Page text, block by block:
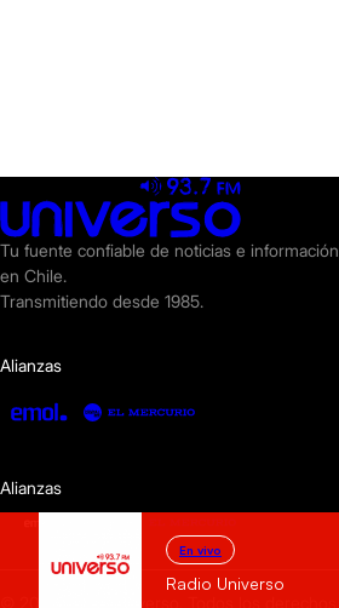
En vivo
Radio Universo
Tu fuente confiable de noticias e información
en Chile.
Transmitiendo desde 1985.
Alianzas
Alianzas